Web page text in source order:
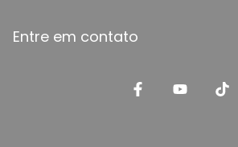
Entre em contato